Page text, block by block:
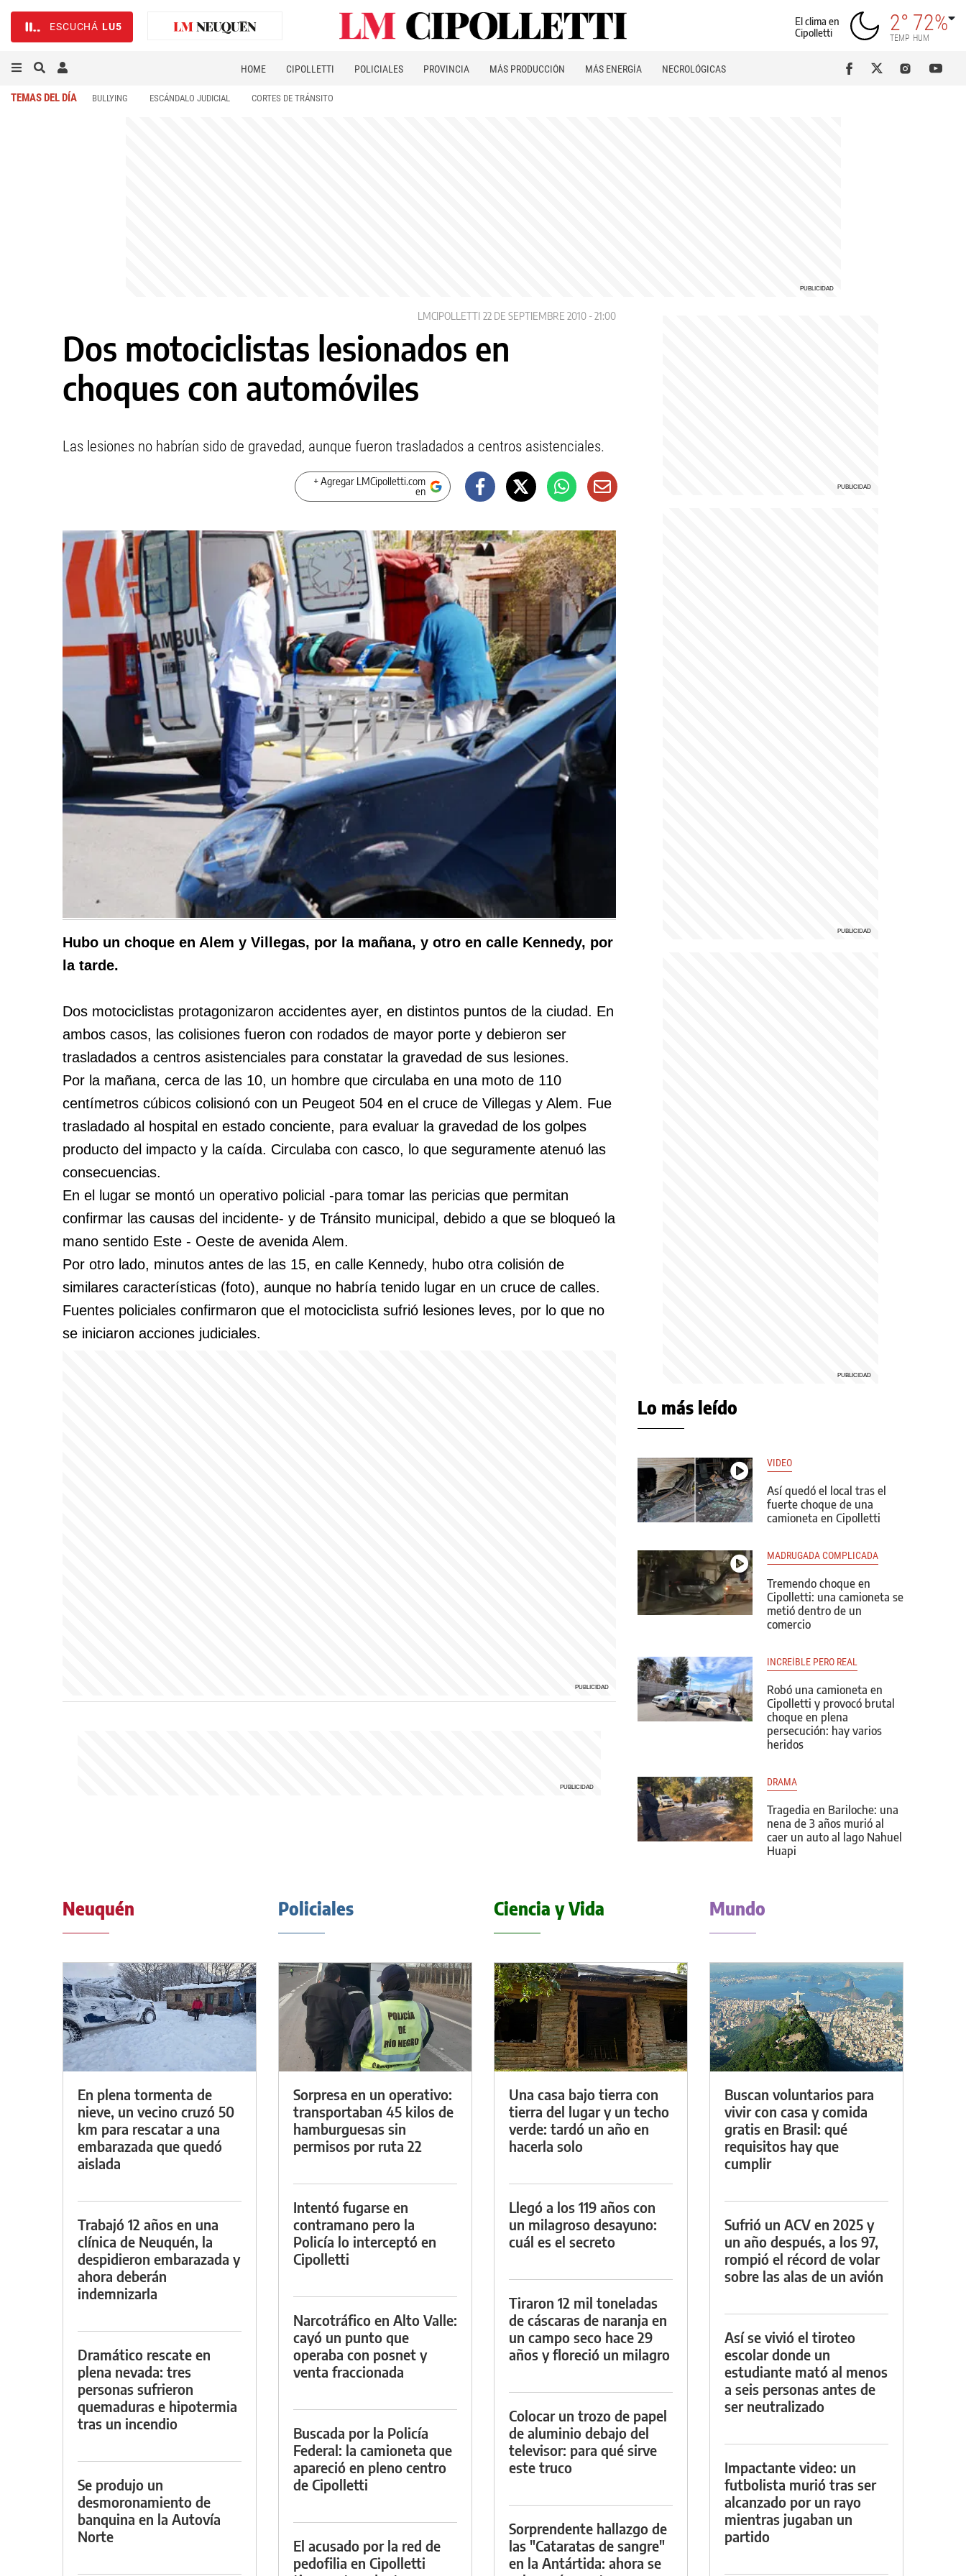
ESCUCHÁ LU5
El clima en
Cipolletti
2°
TEMP
72%
HUM
HOME CIPOLLETTI POLICIALES PROVINCIA MÁS PRODUCCIÓN MÁS ENERGÍA NECROLÓGICAS
TEMAS DEL DÍA BULLYING ESCÁNDALO JUDICIAL CORTES DE TRÁNSITO
LMCIPOLLETTI 22 DE SEPTIEMBRE 2010 - 21:00
Dos motociclistas lesionados en
choques con automóviles
Las lesiones no habrían sido de gravedad, aunque fueron trasladados a centros asistenciales.
+ Agregar LMCipolletti.com
en
Hubo un choque en Alem y Villegas, por la mañana, y otro en calle Kennedy, por
la tarde.
Dos motociclistas protagonizaron accidentes ayer, en distintos puntos de la ciudad. En
ambos casos, las colisiones fueron con rodados de mayor porte y debieron ser
trasladados a centros asistenciales para constatar la gravedad de sus lesiones.
Por la mañana, cerca de las 10, un hombre que circulaba en una moto de 110
centímetros cúbicos colisionó con un Peugeot 504 en el cruce de Villegas y Alem. Fue
trasladado al hospital en estado conciente, para evaluar la gravedad de los golpes
producto del impacto y la caída. Circulaba con casco, lo que seguramente atenuó las
consecuencias.
En el lugar se montó un operativo policial -para tomar las pericias que permitan
confirmar las causas del incidente- y de Tránsito municipal, debido a que se bloqueó la
mano sentido Este - Oeste de avenida Alem.
Por otro lado, minutos antes de las 15, en calle Kennedy, hubo otra colisión de
similares características (foto), aunque no habría tenido lugar en un cruce de calles.
Fuentes policiales confirmaron que el motociclista sufrió lesiones leves, por lo que no
se iniciaron acciones judiciales.
Lo más leído
VIDEO
Así quedó el local tras el
fuerte choque de una
camioneta en Cipolletti
MADRUGADA COMPLICADA
Tremendo choque en
Cipolletti: una camioneta se
metió dentro de un
comercio
INCREÍBLE PERO REAL
Robó una camioneta en
Cipolletti y provocó brutal
choque en plena
persecución: hay varios
heridos
DRAMA
Tragedia en Bariloche: una
nena de 3 años murió al
caer un auto al lago Nahuel
Huapi
Neuquén
En plena tormenta de
nieve, un vecino cruzó 50
km para rescatar a una
embarazada que quedó
aislada
Trabajó 12 años en una
clínica de Neuquén, la
despidieron embarazada y
ahora deberán
indemnizarla
Dramático rescate en
plena nevada: tres
personas sufrieron
quemaduras e hipotermia
tras un incendio
Se produjo un
desmoronamiento de
banquina en la Autovía
Norte
Policiales
Sorpresa en un operativo:
transportaban 45 kilos de
hamburguesas sin
permisos por ruta 22
Intentó fugarse en
contramano pero la
Policía lo interceptó en
Cipolletti
Narcotráfico en Alto Valle:
cayó un punto que
operaba con posnet y
venta fraccionada
Buscada por la Policía
Federal: la camioneta que
apareció en pleno centro
de Cipolletti
El acusado por la red de
pedofilia en Cipolletti
Ciencia y Vida
Una casa bajo tierra con
tierra del lugar y un techo
verde: tardó un año en
hacerla solo
Llegó a los 119 años con
un milagroso desayuno:
cuál es el secreto
Tiraron 12 mil toneladas
de cáscaras de naranja en
un campo seco hace 29
años y floreció un milagro
Colocar un trozo de papel
de aluminio debajo del
televisor: para qué sirve
este truco
Sorprendente hallazgo de
las "Cataratas de sangre"
en la Antártida: ahora se
Mundo
Buscan voluntarios para
vivir con casa y comida
gratis en Brasil: qué
requisitos hay que
cumplir
Sufrió un ACV en 2025 y
un año después, a los 97,
rompió el récord de volar
sobre las alas de un avión
Así se vivió el tiroteo
escolar donde un
estudiante mató al menos
a seis personas antes de
ser neutralizado
Impactante video: un
futbolista murió tras ser
alcanzado por un rayo
mientras jugaban un
partido